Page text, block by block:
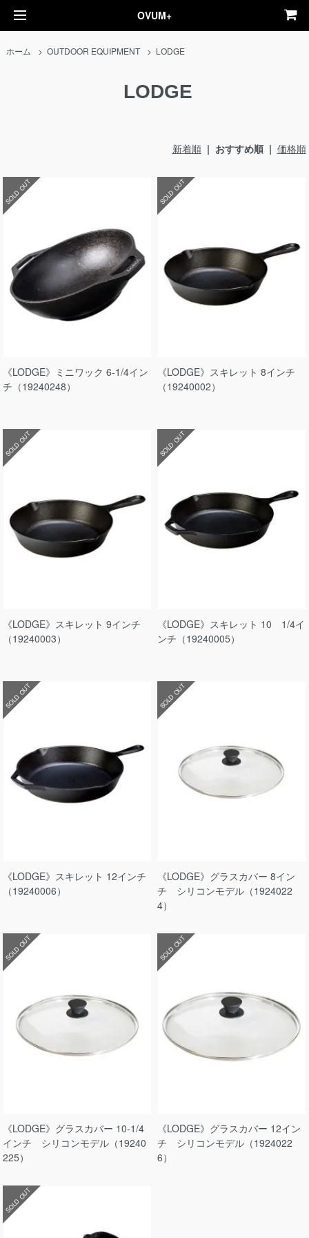
OVUM+
ホーム >OUTDOOR EQUIPMENT > LODGE
LODGE
新着順| おすすめ順 | 価格順
SOLD OUT
《LODGE》ミニワック 6-1/4イン
チ（19240248）
SOLD OUT
《LODGE》スキレット 8インチ
（19240002）
SOLD OUT
《LODGE》スキレット 9インチ
（19240003）
SOLD OUT
《LODGE》スキレット 10 1/4イ
ンチ（19240005）
SOLD OUT
《LODGE》スキレット 12インチ
（19240006）
SOLD OUT
《LODGE》グラスカバー 8イン
チ シリコンモデル（1924022
4）
SOLD OUT
《LODGE》グラスカバー 10-1/4
インチ シリコンモデル（19240
225）
SOLD OUT
《LODGE》グラスカバー 12イン
チ シリコンモデル（1924022
6）
SOLD OUT